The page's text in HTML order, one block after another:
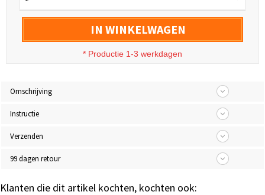
IN WINKELWAGEN
* Productie 1-3 werkdagen
Omschrijving
Instructie
Verzenden
99 dagen retour
Klanten die dit artikel kochten, kochten ook: